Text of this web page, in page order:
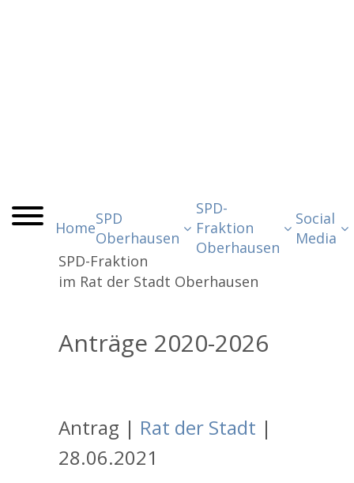
Home
SPD
Oberhausen
SPD-
Fraktion
Oberhausen
Social
Media
SPD-Fraktion
im Rat der Stadt Oberhausen
Anträge 2020-2026
Antrag | Rat der Stadt |
28.06.2021